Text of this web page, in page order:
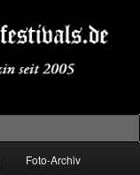
Foto-Archiv